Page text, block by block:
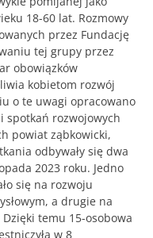
18-60 lat. Rozmowy
przez Fundację
tej grupy przez
obowiązków
kobietom rozwój
o te uwagi opracowano
spotkań rozwojowych
powiat ząbkowicki,
odbywały się dwa
2023 roku. Jedno
się na rozwoju
a drugie na
Dzięki temu 15-osobowa
w 8